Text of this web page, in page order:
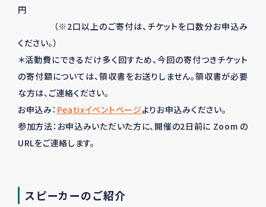
円
（※2口以上のご寄付は、チケットを口数分お申込み
ください。）
＊活動費にできるだけ多く回すため、今回の寄付つきチケット
の寄付額については、領収書をお送りしません。領収書が必要
な方は、ご連絡ください。
お申込み： Peatixイベントページよりお申込みください。
参加方法：お申込みいただいた方に、開催の2日前に Zoom の
URLをご連絡します。
スピーカーのご紹介